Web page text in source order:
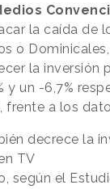
la caída de
o
la inversión
y un -6,7%
frente a los
decrece la
TV
el